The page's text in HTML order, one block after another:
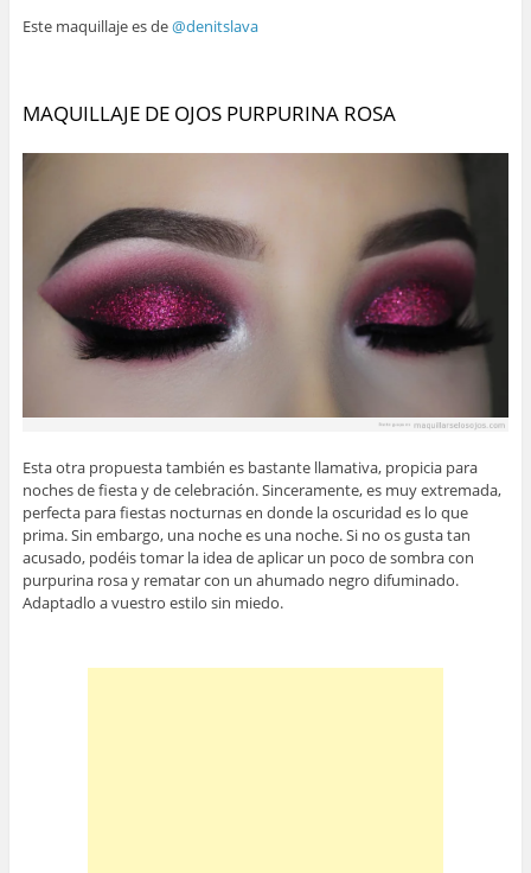
Este maquillaje es de@denitslava
MAQUILLAJE DE OJOS PURPURINA ROSA
Esta otra propuesta también es bastante llamativa, propicia para
noches de fiesta y de celebración. Sinceramente, es muy extremada,
perfecta para fiestas nocturnas en donde la oscuridad es lo que
prima. Sin embargo, una noche es una noche. Si no os gusta tan
acusado, podéis tomar la idea de aplicar un poco de sombra con
purpurina rosa y rematar con un ahumado negro difuminado.
Adaptadlo a vuestro estilo sin miedo.